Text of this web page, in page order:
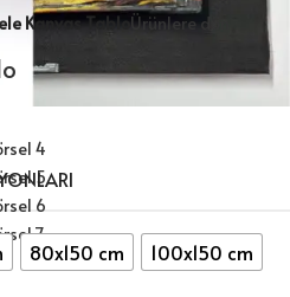
Kanvas TabloÜrünlere dön
80x150 cm 100x150 cm